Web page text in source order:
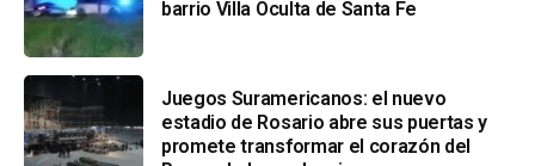
barrio Villa Oculta de Santa Fe
Juegos Suramericanos: el nuevo
estadio de Rosario abre sus puertas y
promete transformar el corazón del